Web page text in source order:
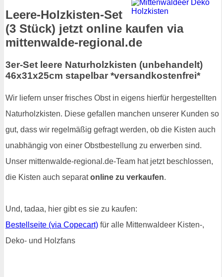
Leere-Holzkisten-Set
(3 Stück) jetzt online kaufen via
mittenwalde-regional.de
3er-Set leere Naturholzkisten (unbehandelt)
46x31x25cm stapelbar *versandkostenfrei*
Wir liefern unser frisches Obst in eigens hierfür hergestellten
Naturholzkisten. Diese gefallen manchen unserer Kunden so
gut, dass wir regelmäßig gefragt werden, ob die Kisten auch
unabhängig von einer Obstbestellung zu erwerben sind.
Unser mittenwalde-regional.de-Team hat jetzt beschlossen,
die Kisten auch separatonline zu verkaufen.
Und, tadaa, hier gibt es sie zu kaufen:
Bestellseite (via Copecart) für alle Mittenwaldeer Kisten-,
Deko- und Holzfans